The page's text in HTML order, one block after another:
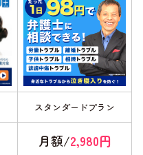
スタンダードプラン
月額/2,980円